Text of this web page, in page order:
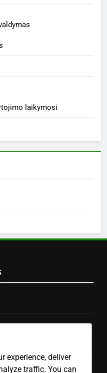
laikymosi
experience, deliver
traffic. You can